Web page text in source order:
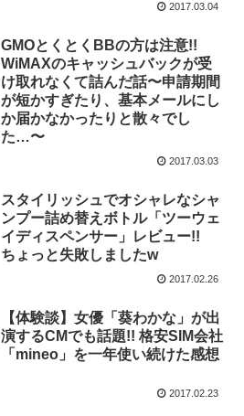
2017.03.04
GMOとくとくBBの方は注意!!
WiMAXのキャッシュバックが受
け取れなくて詰んだ話〜申請期間
が短かすぎたり、基本メールにし
か届かなかったりと散々でし
た…〜
2017.03.03
スタイリッシュでオシャレなシャ
ンプー詰め替えボトル「ツーウェ
イディスペンサー」レビュー!!
ちょっと失敗しましたw
2017.02.26
【体験談】女優「葵わかな」が出
演するCMでも話題!! 格安SIM会社
「mineo」を一年使い続けた感想
2017.02.23